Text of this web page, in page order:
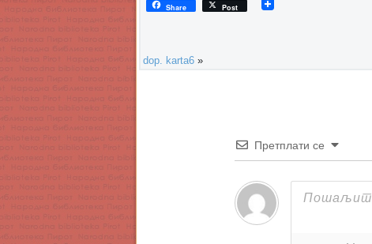
Share Post
dop. karta6 »
Претплати се